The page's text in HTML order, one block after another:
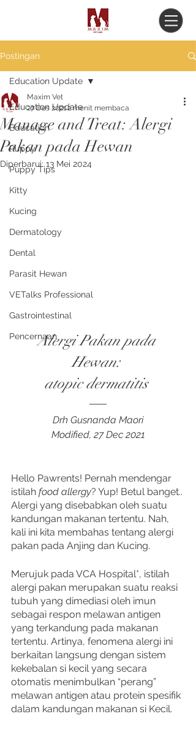
Postingan
Education Update
Education
Puppy
Puppy Tips
Kitty
Kucing
Dermatology
Dental
Parasit Hewan
VETalks Professional
Gastrointestinal
Pencernaan
Education Update
Manage and Treat: Alergi
Pakan pada Hewan
Maxim Vet
27 Des 20212 menit membaca
Diperbarui:13 Mei 2024
Alergi Pakan pada
Hewan:
atopic dermatitis
Drh Gusnanda Maori
Modified, 27 Dec 2021
Hello Pawrents! Pernah mendengar
istilah food allergy? Yup! Betul banget..
Alergi yang disebabkan oleh suatu
kandungan makanan tertentu. Nah,
kali ini kita membahas tentang alergi
pakan pada Anjing dan Kucing.
Merujuk pada VCA Hospital*, istilah
alergi pakan merupakan suatu reaksi
tubuh yang dimediasi oleh imun
sebagai respon melawan antigen
yang terkandung pada makanan
tertentu. Artinya, fenomena alergi ini
berkaitan langsung dengan sistem
kekebalan si kecil yang secara
otomatis menimbulkan “perang”
melawan antigen atau protein spesifik
dalam kandungan makanan si Kecil.